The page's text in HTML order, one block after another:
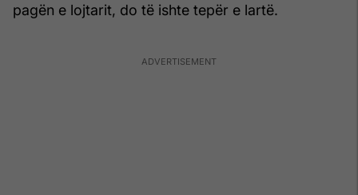
pagën e lojtarit, do të ishte tepër e lartë.